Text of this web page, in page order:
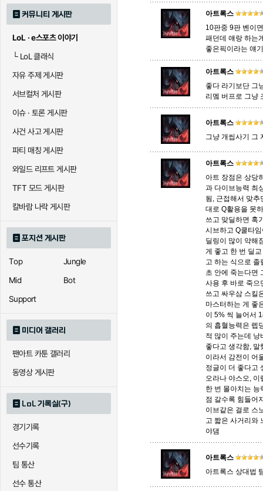
커뮤니티 게시판
LoL · e스포츠 이야기
└LoL 클래식
자유 주제 게시판
서브컬처 게시판
이슈 · 토론 게시판
사건 사고 게시판
파티 매칭 게시판
와일드 리프트 게시판
TFT 모드 게시판
칼바람 나락 게시판
포지션 게시판
Top
Jungle
Mid
Bot
Support
미디어 갤러리
팬아트 카툰 갤러리
동영상 게시판
LoL 기록실(구)
경기기록
선수기록
팀 통산
선수 통산
블라디미르
시비르 신 짜오 신드
엘리스 오공
워윅 유나
자크 자헨
진 질리
카직스 카타리
크산테
트리스타나 트린다미어 트위스
아트록스
10판중 9판 벤이
패던데 얘랑 하는
좋은픽이라는 얘
아트록스
좋다 라기보단 그
리멬 버프로 그냥
아트록스
그냥 개씹사기 그
아트록스
아트 장점은 상당
과 다이브능력 최
됨, 근접해서 맞추
대로 Q활용을 못
쓰고 맞딜하면 훅
시브하고 Q쿨타
딜링이 많이 약해
게 좋고 한 번 딜
고 하는 식으로
초 안에 죽는다면
사용 후 바로 죽으
쓰고 싸우삼 스킬
마스터하는 게 좋
이 5% 씩 늘어서
의 흡혈능력은 렙
적 많이 주는데
좋다고 생각함,
이라서 감전이 어
정글이 더 좋다고
오라나 야스오,
한 번 몰아치는
점 갈수록 힘들어
이브같은 걸로 스
고 짧은 사거리와
야댐
아트록스
아트록스 상대법